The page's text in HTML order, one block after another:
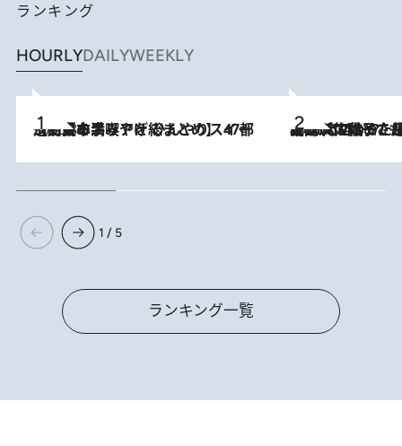
ランキング
HOURLYDAILYWEEKLY
2026.8.5
【西日本エリアを総まとめ】 47都道府県の手みやげ ひんやりスイーツで夏を満喫 2026.8.5
【阿川佐和子さんの年とる力】なぜ70代で始めた趣味は“こんなに楽しい”のか？ ピアノ、俳句…スランプに陥っても続けられる“ある秘訣”とは
1 / 5
ランキング一覧